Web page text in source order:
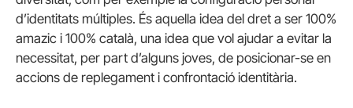
d’identitats múltiples. És aquella idea del dret a ser 100%
amazic i 100% català, una idea que vol ajudar a evitar la
necessitat, per part d’alguns joves, de posicionar-se en
accions de replegament i confrontació identitària.